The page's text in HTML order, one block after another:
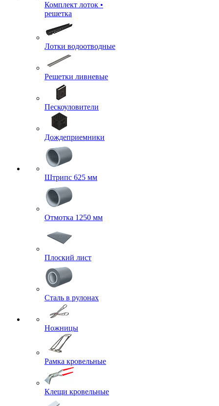
Комплект лоток •
решетка
Лотки водоотводные
Решетки ливневые
Пескоуловители
Дождеприемники
Штрипс 625 мм
Отмотка 1250 мм
Плоский лист
Сталь в рулонах
Ножницы
Рамка кровельные
Клещи кровельные